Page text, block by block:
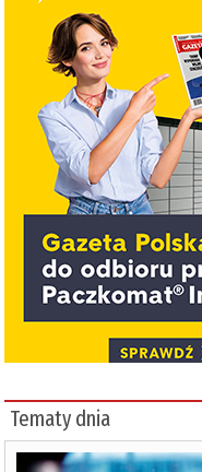
Tematy dnia